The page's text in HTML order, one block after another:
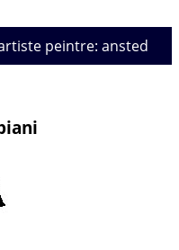
peintre: ansted